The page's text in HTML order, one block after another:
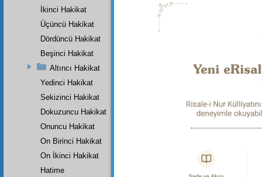
İkinci Hakikat
Üçüncü Hakikat
Dördüncü Hakikat
Beşinci Hakikat
Altıncı Hakikat
Yedinci Hakikat
Sekizinci Hakikat
Dokuzuncu Hakikat
Onuncu Hakikat
On Birinci Hakikat
On İkinci Hakikat
Hatime